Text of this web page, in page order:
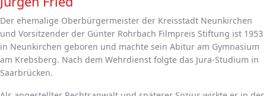
Der ehemalige Oberbürgermeister der Kreisstadt Neunkirchen
und Vorsitzender der Günter Rohrbach Filmpreis Stiftung ist 1953
in Neunkirchen geboren und machte sein Abitur am Gymnasium
am Krebsberg. Nach dem Wehrdienst folgte das Jura-Studium in
Saarbrücken.